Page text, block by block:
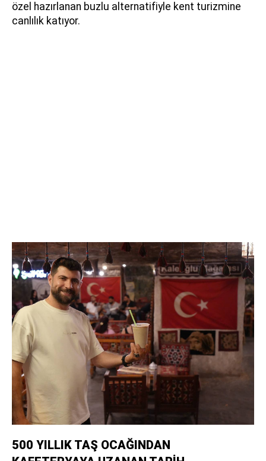
özel hazırlanan buzlu alternatifiyle kent turizmine
canlılık katıyor.
500 YILLIK TAŞ OCAĞINDAN